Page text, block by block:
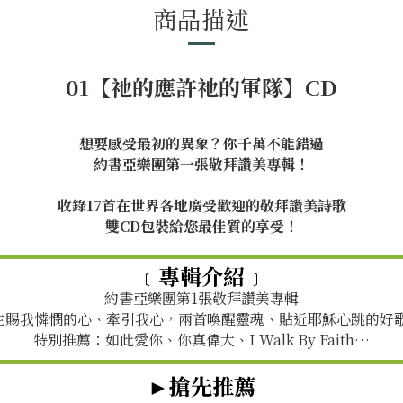
商品描述
01【祂的應許祂的軍隊】CD
想要感受最初的異象？你千萬不能錯過
約書亞樂團第一張敬拜讚美專輯！
收錄17首在世界各地廣受歡迎的敬拜讚美詩歌
雙CD包裝給您最佳質的享受！
﹝專輯介紹﹞
約書亞樂團第1張敬拜讚美專輯
賜我憐憫的心、牽引我心，兩首喚醒靈魂、貼近耶穌心跳的好
特別推薦：如此愛你、你真偉大、I Walk By Faith…
►搶先推薦